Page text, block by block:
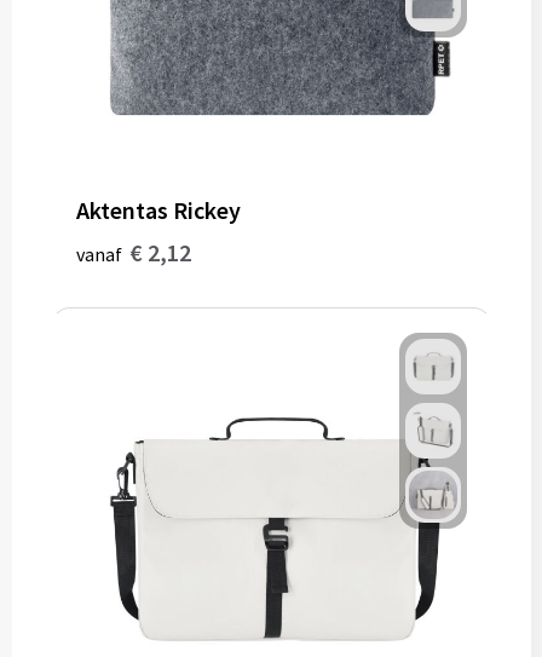
Aktentas Rickey
vanaf € 2,12